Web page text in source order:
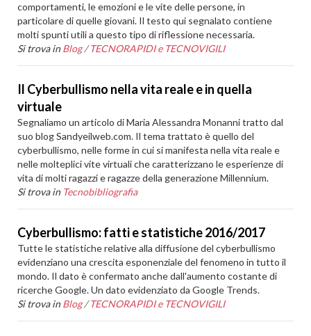
comportamenti, le emozioni e le vite delle persone, in
particolare di quelle giovani. Il testo qui segnalato contiene
molti spunti utili a questo tipo di riflessione necessaria.
Si trova in Blog /TECNORAPIDI e TECNOVIGILI
Il Cyberbullismo nella vita reale e in quella
virtuale
Segnaliamo un articolo di Maria Alessandra Monanni tratto dal
suo blog Sandyeilweb.com. Il tema trattato è quello del
cyberbullismo, nelle forme in cui si manifesta nella vita reale e
nelle molteplici vite virtuali che caratterizzano le esperienze di
vita di molti ragazzi e ragazze della generazione Millennium.
Si trova in Tecnobibliografia
Cyberbullismo: fatti e statistiche 2016/2017
Tutte le statistiche relative alla diffusione del cyberbullismo
evidenziano una crescita esponenziale del fenomeno in tutto il
mondo. Il dato è confermato anche dall'aumento costante di
ricerche Google. Un dato evidenziato da Google Trends.
Si trova in Blog /TECNORAPIDI e TECNOVIGILI